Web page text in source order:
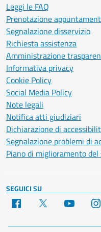
Leggi le FAQ
Prenotazione
Segnalazione disservizio
Richiesta assistenza
Amministrazione
Informativa privacy
Cookie Policy
Social Media Policy
Note legali
Notifica atti giudiziari
Dichiarazione di
Segnalazione problemi di
Piano di miglioramento
SEGUICI SU
Facebook YouTube